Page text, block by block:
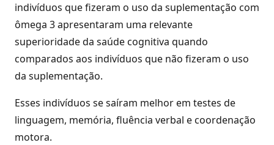
indivíduos que fizeram o uso da suplementação com
ômega 3 apresentaram uma relevante
superioridade da saúde cognitiva quando
comparados aos indivíduos que não fizeram o uso
da suplementação.
Esses indivíduos se saíram melhor em testes de
linguagem, memória, fluência verbal e coordenação
motora.